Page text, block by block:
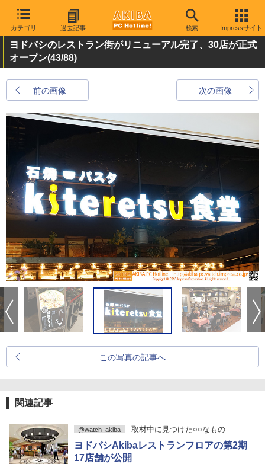
カテゴリ 過去記事 検索 Impressサイト
ヨドバシのレストラン街がリニューアル完了、30店が正式
オープン(43/88)
前の画像 次の画像
この写真の記事へ
関連記事
@watch_akiba 取材中に見つけた○○なもの
ヨドバシAkibaレストランフロアの第2期
17店舗が公開